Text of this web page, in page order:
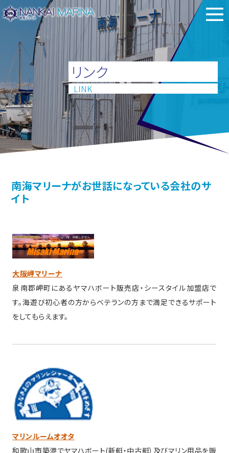
リンク
LINK
南海マリーナがお世話になっている会社のサ
イト
大阪岬マリーナ
泉南郡岬町にあるヤマハボート販売店・シースタイル加盟店で
す。海遊び初心者の方からベテランの方まで満足できるサポート
をしてもらえます。
マリンルームオオタ
和歌山市築港でヤマハボート(新艇・中古艇）及びマリン用品を販